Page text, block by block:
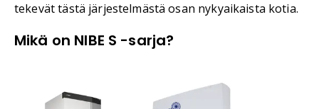
tekevät tästä järjestelmästä osan nykyaikaista kotia.
Mikä on NIBE S -sarja?